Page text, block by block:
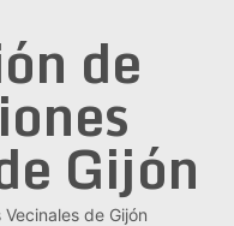
de
Gijón
de Gijón